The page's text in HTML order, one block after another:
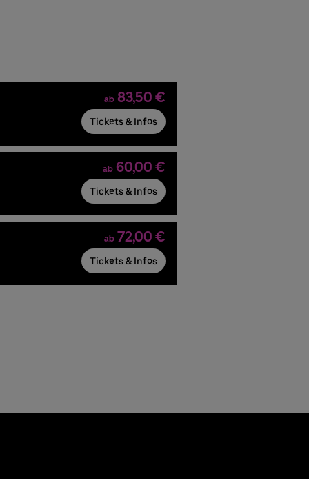
ab 83,50 €
Tickets & Infos
ab 60,00 €
Tickets & Infos
ab 72,00 €
Tickets & Infos